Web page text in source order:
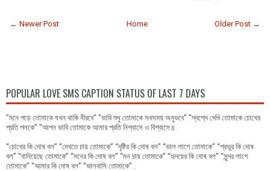
← Newer Post Older Post →
Home
POPULAR LOVE SMS CAPTION STATUS OF LAST 7 DAYS
"মনে পড়ে তোমাকে যখন থাকি নীরবে" "ভাবি শুধু তোমাকে সবসময় অনুভবে" "স্বপ্নে দেখি তোমাকে চোখের
প্রতি পলকে" "আপন ভাবি তোমাকে আমার প্রতি নিশ্বাসে ও বিশ্বাসে॥
“চোখের কি দোষ বল” “দেখতে চায় তোমাকে” “দৃষ্টির কি দোষ বল” “ভাল লাগে তোমাকে” “প্রভুর কি দোষ
বল” “বানিয়েছে তোমাকে” “মনের কি দোষ বল” “মন চায় তোমাকে” “হৃদয়ের কি দোষ বল” “সুন্দর লাগে
তোমাকে” “আমার কি দোষ বল” “ভালবাসি তোমাকে” .